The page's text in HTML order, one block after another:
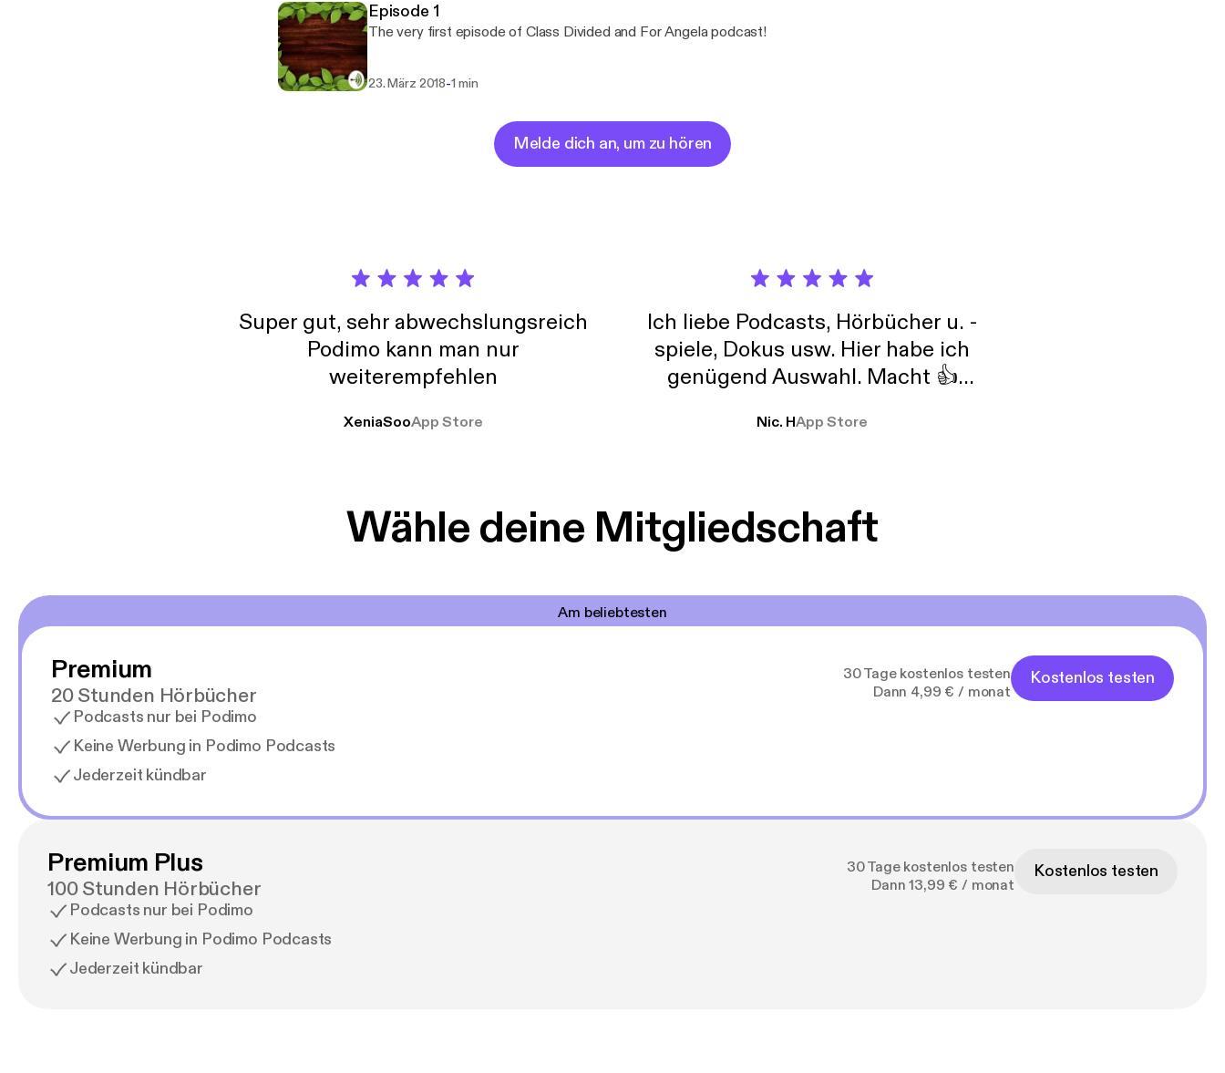
Episode 1
The very first episode of Class Divided and For Angela podcast!
23. März 2018-1 min
Melde dich an, um zu hören
Super gut, sehr abwechslungsreich
Podimo kann man nur
weiterempfehlen
XeniaSooApp Store
Ich liebe Podcasts, Hörbücher u. -
spiele, Dokus usw. Hier habe ich
genügend Auswahl. Macht 👍
Nic. HApp Store
Wähle deine Mitgliedschaft
Am beliebtesten
Premium
20 Stunden Hörbücher
Podcasts nur bei Podimo
Keine Werbung in Podimo Podcasts
Jederzeit kündbar
30 Tage kostenlos testen
Dann 4,99 € / monat
Kostenlos testen
Premium Plus
100 Stunden Hörbücher
Podcasts nur bei Podimo
Keine Werbung in Podimo Podcasts
Jederzeit kündbar
30 Tage kostenlos testen
Dann 13,99 € / monat
Kostenlos testen